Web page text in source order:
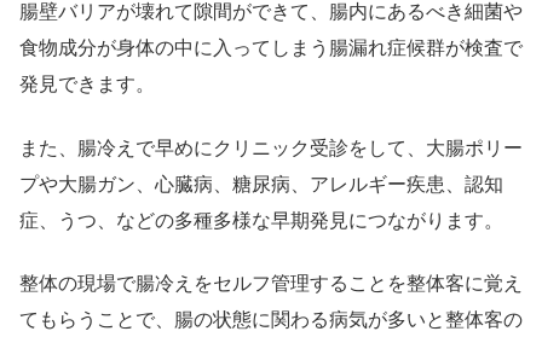
腸壁バリアが壊れて隙間ができて、腸内にあるべき細菌や
食物成分が身体の中に入ってしまう腸漏れ症候群が検査で
発見できます。
また、腸冷えで早めにクリニック受診をして、大腸ポリー
プや大腸ガン、心臓病、糖尿病、アレルギー疾患、認知
症、うつ、などの多種多様な早期発見につながります。
整体の現場で腸冷えをセルフ管理することを整体客に覚え
てもらうことで、腸の状態に関わる病気が多いと整体客の